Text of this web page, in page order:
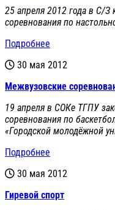
25 апреля 2012 года в С/
соревнования по
Подробнее
30 мая 2012
Межвузовские
19 апреля в СОКе ТГПУ
соревнования по
«Городской молодёжной
Подробнее
30 мая 2012
Гиревой спорт